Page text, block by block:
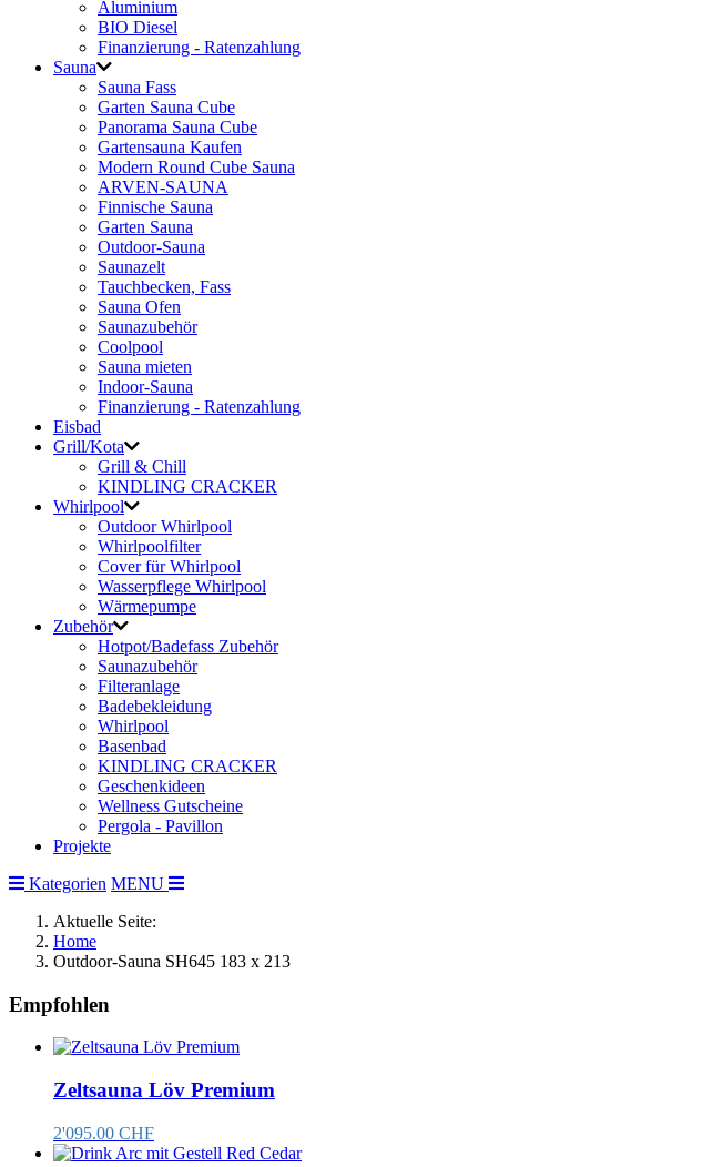
Aluminium
BIO Diesel
Finanzierung - Ratenzahlung
Sauna
Sauna Fass
Garten Sauna Cube
Panorama Sauna Cube
Gartensauna Kaufen
Modern Round Cube Sauna
ARVEN-SAUNA
Finnische Sauna
Garten Sauna
Outdoor-Sauna
Saunazelt
Tauchbecken, Fass
Sauna Ofen
Saunazubehör
Coolpool
Sauna mieten
Indoor-Sauna
Finanzierung - Ratenzahlung
Eisbad
Grill/Kota
Grill & Chill
KINDLING CRACKER
Whirlpool
Outdoor Whirlpool
Whirlpoolfilter
Cover für Whirlpool
Wasserpflege Whirlpool
Wärmepumpe
Zubehör
Hotpot/Badefass Zubehör
Saunazubehör
Filteranlage
Badebekleidung
Whirlpool
Basenbad
KINDLING CRACKER
Geschenkideen
Wellness Gutscheine
Pergola - Pavillon
Projekte
Kategorien MENU
Aktuelle Seite:
Home
Outdoor-Sauna SH645 183 x 213
Empfohlen
Zeltsauna Löv Premium
2'095.00 CHF